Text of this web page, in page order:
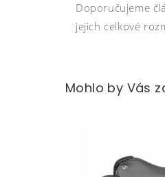
Doporučujeme
jejich celkové
Mohlo by Vás